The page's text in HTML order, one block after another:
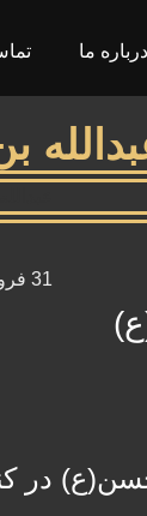
درباره ما
31 فروردین 1403
در